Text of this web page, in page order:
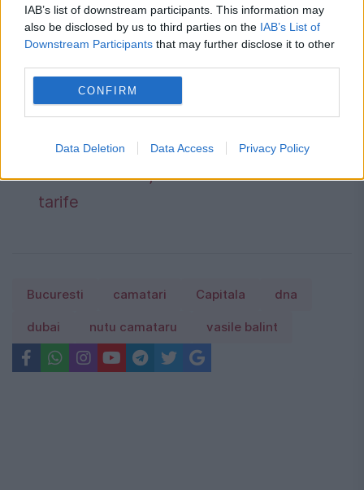
IAB’s list of downstream participants. This information may
also be disclosed by us to third parties on the IAB’s List of
Downstream Participants that may further disclose it to other
CONFIRM
Data Deletion Data Access Privacy Policy
multe ori.
puternice după caniculă. Harta
avertizărilor pentru următoarele trei zile
Prețurile carburanților joi, 6 august
2026. Lista stațiilor cu cele mai mici
tarife
Bucuresti camatari Capitala dna
dubai nutu camataru vasile balint